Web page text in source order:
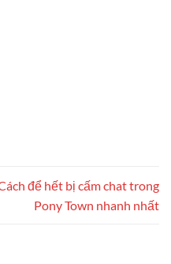
để hết bị cấm chat trong
Pony Town nhanh nhất